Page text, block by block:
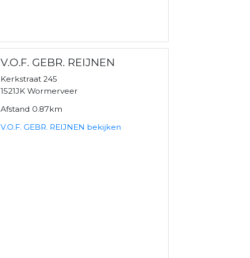
V.O.F. GEBR. REIJNEN
Kerkstraat 245
1521JK Wormerveer
Afstand 0.87km
V.O.F. GEBR. REIJNEN bekijken